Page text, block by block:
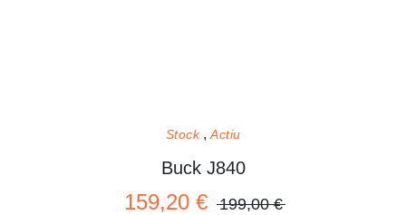
Stock Actiu
Buck J840
159,20 € 199,00 €